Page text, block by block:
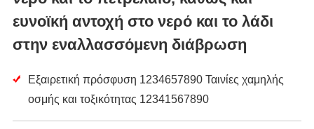
ευνοϊκή αντοχή στο νερό και το λάδι
στην εναλλασσόμενη διάβρωση
Εξαιρετική πρόσφυση 1234657890 Ταινίες χαμηλής
οσμής και τοξικότητας 12341567890